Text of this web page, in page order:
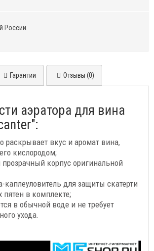
России.
Гарантии Отзывы (0)
аэратора для вина
раскрывает вкус и аромат вина,
кислородом;
корпус оригинальной
каплеуловитель для защиты скатерти
пятен в комплекте;
в обычной воде и не требует
ухода.